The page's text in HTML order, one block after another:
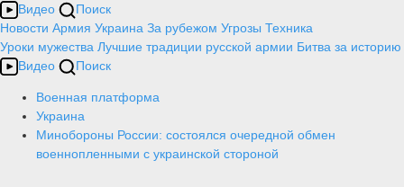
Видео
Поиск
Новости Армия Украина За рубежом Угрозы Техника
Уроки мужества Лучшие традиции русской армии Битва за историю
Видео
Поиск
Военная платформа
Украина
Минобороны России: состоялся очередной обмен
военнопленными с украинской стороной